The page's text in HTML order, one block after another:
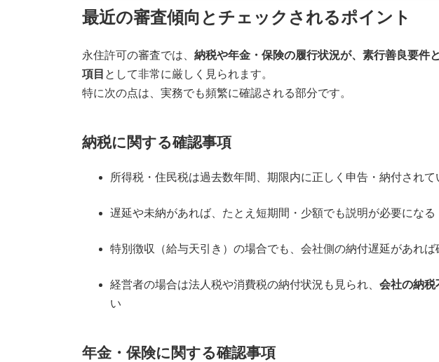
最近の審査傾向とチェックされるポイント
永住許可の審査では、 納税や年金・保険の履行状況が、素行善良要件
項目 として非常に厳しく見られます。
特に次の点は、実務でも頻繁に確認される部分です。
納税に関する確認事項
所得税・住民税は過去数年間、期限内に正しく申告・納付されて
遅延や未納があれば、たとえ短期間・少額でも説明が必要になる
特別徴収（給与天引き）の場合でも、会社側の納付遅延があれば
経営者の場合は法人税や消費税の納付状況も見られ、 会社の納税
い
年金・保険に関する確認事項